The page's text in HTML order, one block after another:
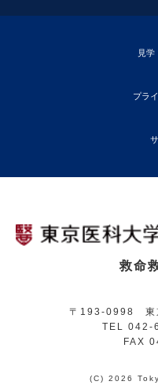
見学
プラ
救命
〒193-0998 東
TEL
FAX
(C) 2026